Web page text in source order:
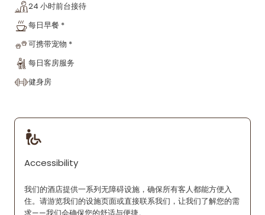
24 小时前台接待
每日早餐 *
可携带宠物 *
每日客房服务
健身房
Accessibility
我们的酒店提供一系列无障碍设施，确保所有客人都能方便入
住。请游览我们的设施页面或直接联系我们，让我们了解您的需